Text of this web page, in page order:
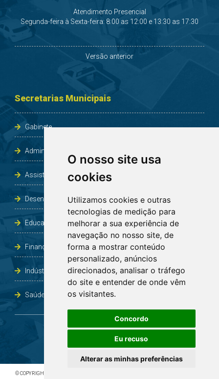
O nosso site usa
cookies
Utilizamos cookies e outras
tecnologias de medição para
melhorar a sua experiência de
navegação no nosso site, de
forma a mostrar conteúdo
personalizado, anúncios
direcionados, analisar o tráfego
do site e entender de onde vêm
os visitantes.
Concordo
Eu recuso
Alterar as minhas preferências
Atendimento Presencial
Segunda-feira à Sexta-feira: 8:00 as 12:00 e 13:30 as 17:30
Versão anterior
Secretarias Municipais
Gabinete
Administração e Planejamento
Assistência Social e Habitação
Desenvolvimento e Obras
Educação, Cultura, Desporto, Lazer e Turismo
Finanças
Indústria, Comércio, Agricultura e Meio Ambiente
Saúde
© COPYRIGHT 2026 - TODOS OS DIREITOS RESERVADOS À PREFEITURA DE BOA VISTA DO